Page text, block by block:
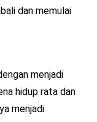
dan memulai
menjadi
hidup rata dan
menjadi